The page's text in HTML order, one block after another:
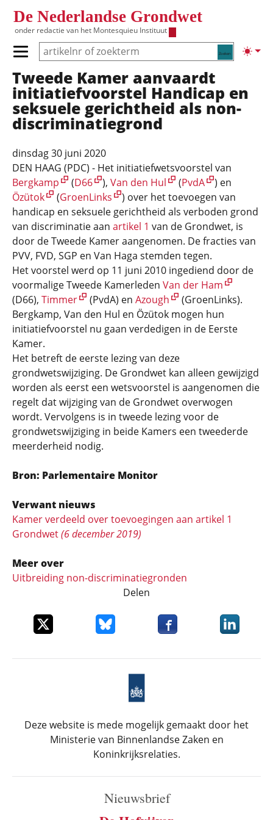
De Nederlandse Grondwet
onder redactie van het Montesquieu Instituut
Zoeken
Primair menu tonen/verbergen
Hoofdnavigatie
Tweede Kamer aanvaardt
initiatiefvoorstel Handicap en
seksuele gerichtheid als non-
discriminatiegrond
dinsdag 30 juni 2020
DEN HAAG (PDC) - Het initiatiefwetsvoorstel van
Bergkamp
(D66 ), Van den Hul (PvdA
) en
Özütok
(GroenLinks
) over het toevoegen van
handicap en seksuele gerichtheid als verboden grond
van discriminatie aan artikel 1 van de Grondwet, is
door de Tweede Kamer aangenomen. De fracties van
PVV, FVD, SGP en Van Haga stemden tegen.
Het voorstel werd op 11 juni 2010 ingediend door de
voormalige Tweede Kamerleden Van der Ham
(D66), Timmer (PvdA) en Azough
(GroenLinks).
Bergkamp, Van den Hul en Özütok mogen hun
initiatiefvoorstel nu gaan verdedigen in de Eerste
Kamer.
Het betreft de eerste lezing van deze
grondwetswijziging. De Grondwet kan alleen gewijzigd
worden als eerst een wetsvoorstel is aangenomen die
regelt dat wijziging van de Grondwet overwogen
wordt. Vervolgens is in tweede lezing voor de
grondwetswijziging in beide Kamers een tweederde
meerderheid nodig.
Bron: Parlementaire Monitor
Verwant nieuws
Kamer verdeeld over toevoegingen aan artikel 1
Grondwet(6 december 2019)
Meer over
Uitbreiding non-discriminatiegronden
Delen
Deel dit item op XDeel dit item op Bluesky
Deel dit item opDeel dit
Deze website is mede mogelijk gemaakt door het
Ministerie van Binnenlandse Zaken en
Koninkrijksrelaties.
Nieuwsbrief